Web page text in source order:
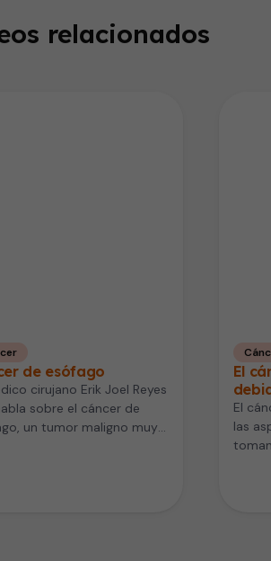
relacionados
de esófago
cirujano Erik Joel Reyes
sobre el cáncer de
un tumor maligno muy
El
El
las